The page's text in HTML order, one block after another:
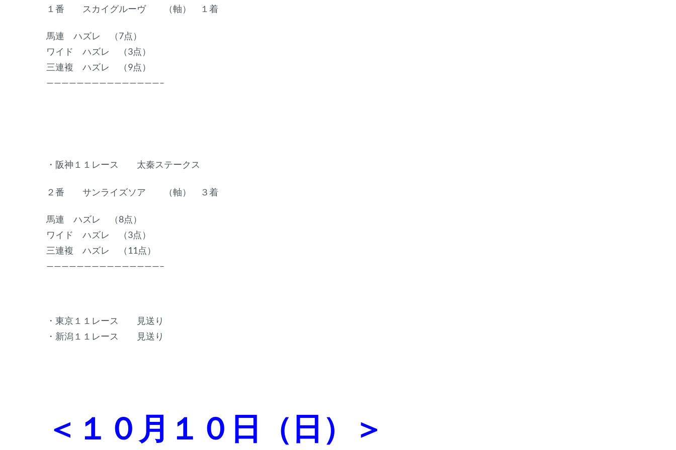
１番 スカイグルーヴ （軸） １着
馬連 ハズレ （7点）
ワイド ハズレ （3点）
三連複 ハズレ （9点）
———————————————–
・阪神１１レース 太秦ステークス
２番 サンライズソア （軸） ３着
馬連 ハズレ （8点）
ワイド ハズレ （3点）
三連複 ハズレ （11点）
———————————————–
・東京１１レース 見送り
・新潟１１レース 見送り
＜１０月１０日（日）＞